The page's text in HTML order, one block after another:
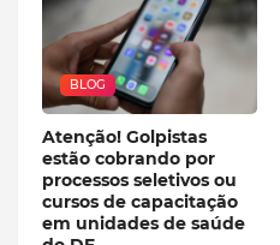
BLOG
Atenção! Golpistas
estão cobrando por
processos seletivos ou
cursos de capacitação
em unidades de saúde